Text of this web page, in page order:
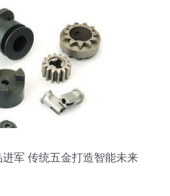
军 传统五金打造智能未来